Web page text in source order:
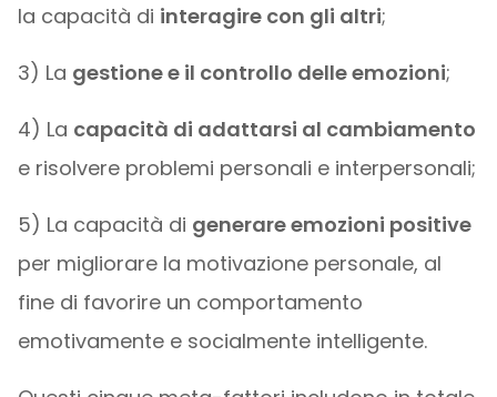
la capacità di interagire con gli altri;
3) La gestione e il controllo delle emozioni;
4) La capacità di adattarsi al cambiamento
e risolvere problemi personali e interpersonali;
5) La capacità di generare emozioni positive
per migliorare la motivazione personale, al
fine di favorire un comportamento
emotivamente e socialmente intelligente.